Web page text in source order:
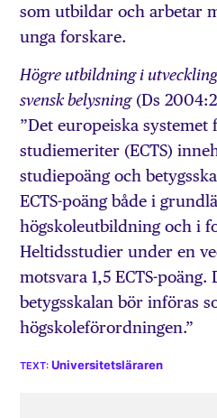
som utbildar och arbetar
unga forskare.
Högre utbildning i
svensk belysning(Ds
”Det europeiska
studiemeriter (ECTS)
studiepoäng och
ECTS-poäng både i
högskoleutbildning och i
Heltidsstudier under en
motsvara 1,5 ECTS-poäng.
betygsskalan bör införas
högskoleförordningen.”
Universitetsläraren